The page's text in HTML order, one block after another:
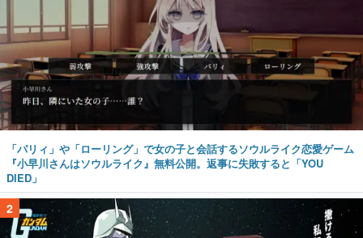
「パリィ」や「ローリング」で女の子と会話するソウルライク恋愛ゲーム
『小早川さんはソウルライク』無料公開。返事に失敗すると「YOU
DIED」
2